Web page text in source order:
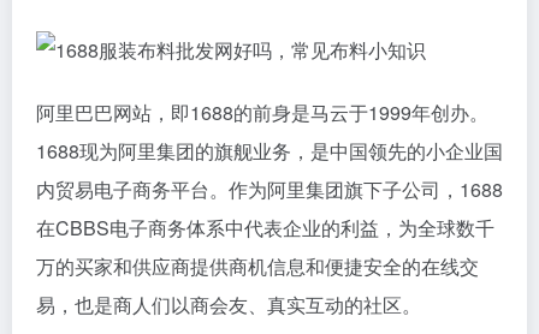
阿里巴巴网站，即1688的前身是马云于1999年创办。
1688现为阿里集团的旗舰业务，是中国领先的小企业国
内贸易电子商务平台。作为阿里集团旗下子公司，1688
在CBBS电子商务体系中代表企业的利益，为全球数千
万的买家和供应商提供商机信息和便捷安全的在线交
易，也是商人们以商会友、真实互动的社区。